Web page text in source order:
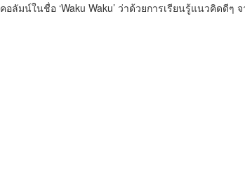
คอลัมน์ในชื่อ ‘Waku Waku’ ว่าด้วยการเรียนรู้แนวคิดดีๆ